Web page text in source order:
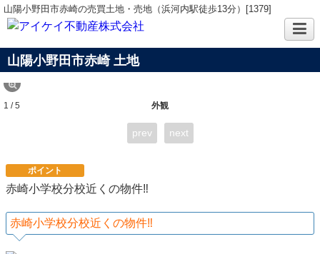
山陽小野田市赤崎の売買土地・売地（浜河内駅徒歩13分）[1379]
山陽小野田市赤崎 土地
外観
1 / 5
prev next
ポイント
赤崎小学校分校近くの物件‼
赤崎小学校分校近くの物件‼